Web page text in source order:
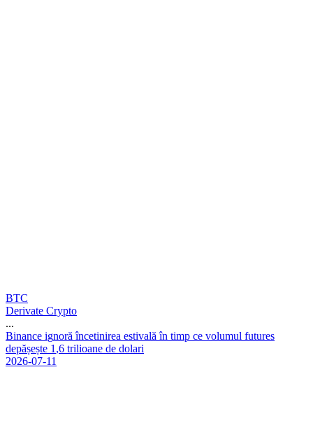
BTC
Derivate Crypto
...
Binance ignoră încetinirea estivală în timp ce volumul futures
depășește 1 ,6 trilioane de dolari
2026-07-11